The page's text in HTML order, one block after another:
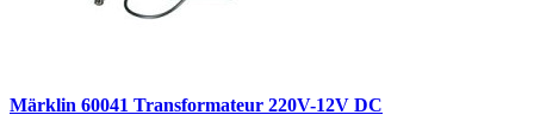
Märklin 60041 Transformateur 220V-12V DC